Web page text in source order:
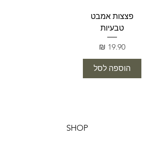
פצצות אמבט
טבעיות
מחיר
הוספה לסל
SHOP